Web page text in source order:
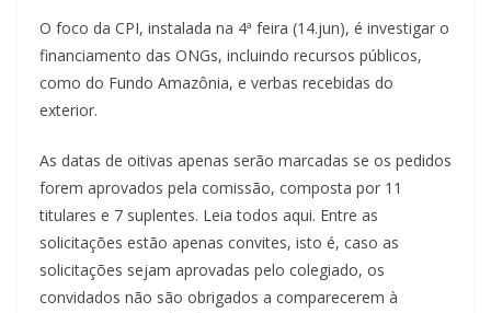
O foco da CPI, instalada na 4ª feira (14.jun), é investigar o
financiamento das ONGs, incluindo recursos públicos,
como do Fundo Amazônia, e verbas recebidas do
exterior.
As datas de oitivas apenas serão marcadas se os pedidos
forem aprovados pela comissão, composta por 11
titulares e 7 suplentes. Leia todos aqui. Entre as
solicitações estão apenas convites, isto é, caso as
solicitações sejam aprovadas pelo colegiado, os
convidados não são obrigados a comparecerem à